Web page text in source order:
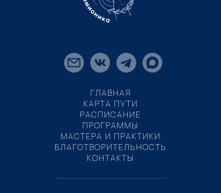
ГЛАВНАЯ
КАРТА ПУТИ
РАСПИСАНИЕ
ПРОГРАММЫ
МАСТЕРА И ПРАКТИКИ
БЛАГОТВОРИТЕЛЬНОСТЬ
КОНТАКТЫ